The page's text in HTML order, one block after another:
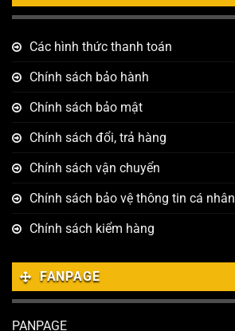
Các hình thức thanh toán
Chính sách bảo hành
Chính sách bảo mật
Chính sách đổi, trả hàng
Chính sách vận chuyển
Chính sách bảo vệ thông tin cá nhân
Chính sách kiểm hàng
FANPAGE
PANPAGE